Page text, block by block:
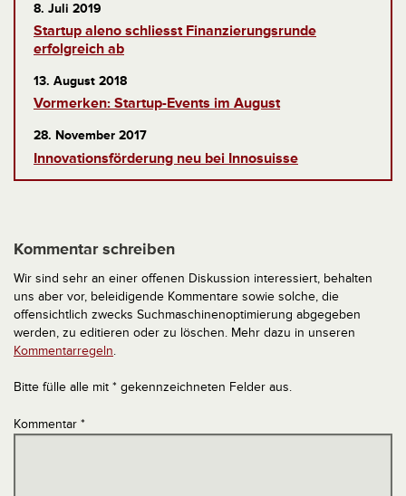
8. Juli 2019
Startup aleno schliesst Finanzierungsrunde
erfolgreich ab
13. August 2018
Vormerken: Startup-Events im August
28. November 2017
Innovationsförderung neu bei Innosuisse
Kommentar schreiben
Wir sind sehr an einer offenen Diskussion interessiert, behalten
uns aber vor, beleidigende Kommentare sowie solche, die
offensichtlich zwecks Suchmaschinenoptimierung abgegeben
werden, zu editieren oder zu löschen. Mehr dazu in unseren
Kommentarregeln.
Bitte fülle alle mit * gekennzeichneten Felder aus.
Kommentar *